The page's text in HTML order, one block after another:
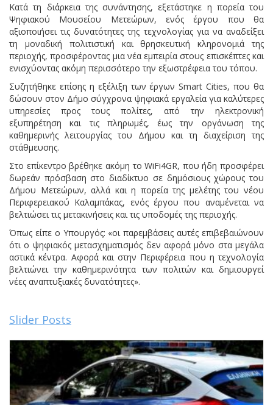
Κατά τη διάρκεια της συνάντησης, εξετάστηκε η πορεία του
Ψηφιακού Μουσείου Μετεώρων, ενός έργου που θα
αξιοποιήσει τις δυνατότητες της τεχνολογίας για να αναδείξει
τη μοναδική πολιτιστική και θρησκευτική κληρονομιά της
περιοχής, προσφέροντας μια νέα εμπειρία στους επισκέπτες και
ενισχύοντας ακόμη περισσότερο την εξωστρέφεια του τόπου.
Συζητήθηκε επίσης η εξέλιξη των έργων Smart Cities, που θα
δώσουν στον Δήμο σύγχρονα ψηφιακά εργαλεία για καλύτερες
υπηρεσίες προς τους πολίτες, από την ηλεκτρονική
εξυπηρέτηση και τις πληρωμές, έως την οργάνωση της
καθημερινής λειτουργίας του Δήμου και τη διαχείριση της
στάθμευσης.
Στο επίκεντρο βρέθηκε ακόμη το WiFi4GR, που ήδη προσφέρει
δωρεάν πρόσβαση στο διαδίκτυο σε δημόσιους χώρους του
Δήμου Μετεώρων, αλλά και η πορεία της μελέτης του νέου
Περιφερειακού Καλαμπάκας, ενός έργου που αναμένεται να
βελτιώσει τις μετακινήσεις και τις υποδομές της περιοχής.
Όπως είπε ο Υπουργός: «οι παρεμβάσεις αυτές επιβεβαιώνουν
ότι ο ψηφιακός μετασχηματισμός δεν αφορά μόνο στα μεγάλα
αστικά κέντρα. Αφορά και στην Περιφέρεια που η τεχνολογία
βελτιώνει την καθημερινότητα των πολιτών και δημιουργεί
νέες αναπτυξιακές δυνατότητες».
Slider Posts